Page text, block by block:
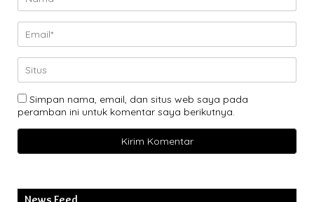
Simpan nama, email, dan situs web saya pada
peramban ini untuk komentar saya berikutnya.